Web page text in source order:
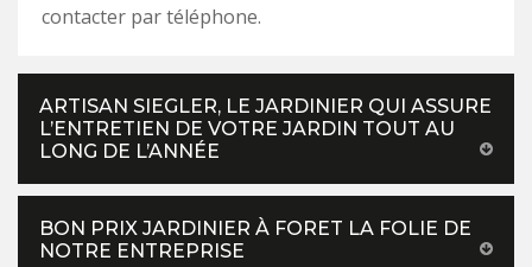
contacter par téléphone.
ARTISAN SIEGLER, LE JARDINIER QUI ASSURE
L’ENTRETIEN DE VOTRE JARDIN TOUT AU
LONG DE L’ANNÉE
BON PRIX JARDINIER À FORET LA FOLIE DE
NOTRE ENTREPRISE